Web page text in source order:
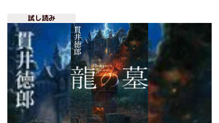
試し読み